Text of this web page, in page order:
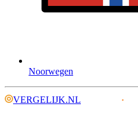
Noorwegen
VERGELIJK.NL